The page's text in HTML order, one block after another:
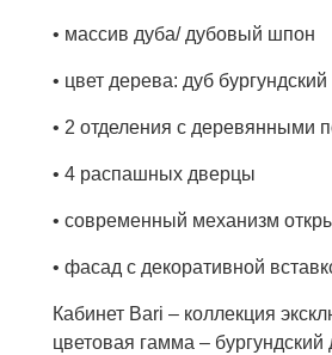
• массив дуба/ дубовый шпон
• цвет дерева: дуб бургундский
• 2 отделения с деревянными
• 4 распашных дверцы
• современный механизм
• фасад с декоративной
Кабинет Bari – коллекция
цветовая гамма –